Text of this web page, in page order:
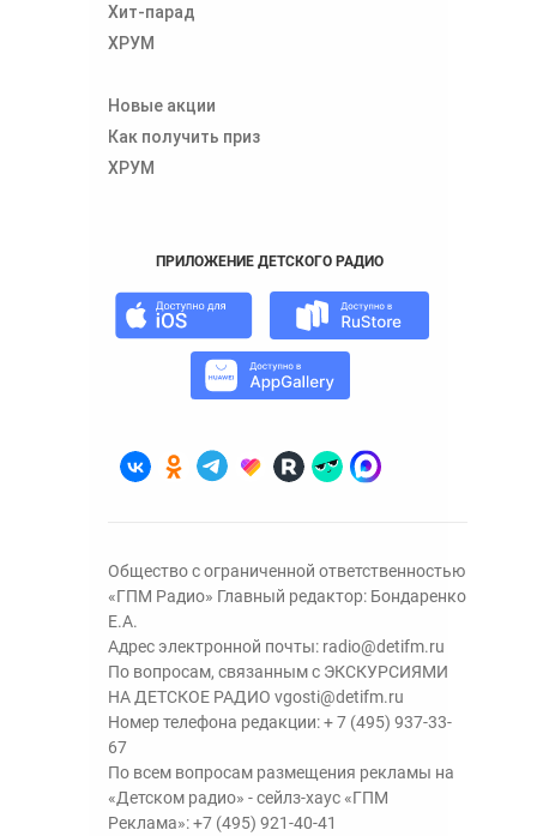
Хит-парад
ХРУМ
Новые акции
Как получить приз
ХРУМ
ПРИЛОЖЕНИЕ ДЕТСКОГО РАДИО
Общество с ограниченной ответственностью
«ГПМ Радио» Главный редактор: Бондаренко
Е.А.
Адрес электронной почты: radio@detifm.ru
По вопросам, связанным с ЭКСКУРСИЯМИ
НА ДЕТСКОЕ РАДИО vgosti@detifm.ru
Номер телефона редакции:+ 7 (495) 937-33-
67
По всем вопросам размещения рекламы на
«Детском радио» - сейлз-хаус «ГПМ
Реклама»:+7 (495) 921-40-41